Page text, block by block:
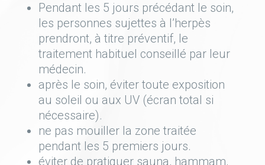
Pendant les 5 jours précédant le soin,
les personnes sujettes à l’herpès
prendront, à titre préventif, le
traitement habituel conseillé par leur
médecin.
après le soin, éviter toute exposition
au soleil ou aux UV (écran total si
nécessaire).
ne pas mouiller la zone traitée
pendant les 5 premiers jours.
éviter de pratiquer sauna, hammam,